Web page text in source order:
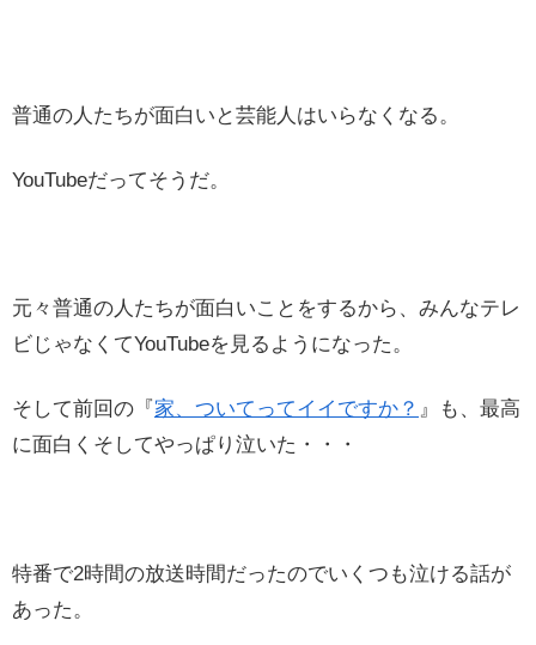
普通の人たちが面白いと芸能人はいらなくなる。
YouTubeだってそうだ。
元々普通の人たちが面白いことをするから、みんなテレ
ビじゃなくてYouTubeを見るようになった。
そして前回の『家、ついてってイイですか？ 』も、最高
に面白くそしてやっぱり泣いた・・・
特番で2時間の放送時間だったのでいくつも泣ける話が
あった。